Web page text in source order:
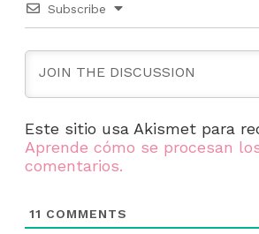
Subscribe
Este sitio usa Akismet para
Aprende cómo se procesan
comentarios.
11 COMMENTS